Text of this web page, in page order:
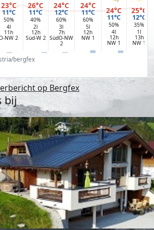
23°C
11°C
50%
4l
11h
NW 2
26°C
11°C
40%
2l
12h
Süd-W 2
24°C
12°C
60%
3l
7h
SüdO-NW
2
24°C
11°C
60%
5l
12h
NW 1
24°C
11°C
50%
4l
12h
NW 1
25°C
12°C
35%
1l
13h
NW 1
bergfex
op Bergfex
bij